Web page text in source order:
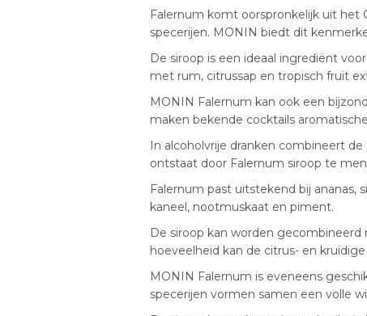
Falernum komt oorspronkelijk uit het
specerijen. MONIN biedt dit
De siroop is een ideaal ingrediënt
met rum, citrussap en tropisch fruit
MONIN Falernum kan ook een
maken bekende cocktails
In alcoholvrije dranken combineert
ontstaat door Falernum siroop te
Falernum past uitstekend bij ananas,
kaneel, nootmuskaat en piment.
De siroop kan worden
hoeveelheid kan de citrus- en
MONIN Falernum is eveneens
specerijen vormen samen een volle